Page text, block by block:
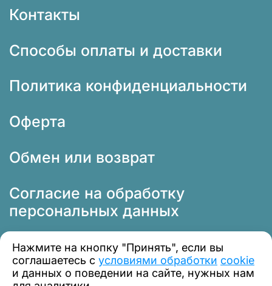
Контакты
Способы оплаты и доставки
Политика конфиденциальности
Оферта
Обмен или возврат
Согласие на обработку
персональных данных
Нажмите на кнопку "Принять", если вы
соглашаетесь с условиями обработки cookie
и данных о поведении на сайте, нужных нам